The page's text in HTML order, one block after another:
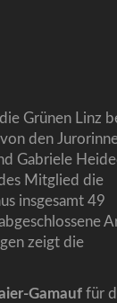
Grünen Linz
den
Gabriele
Mitglied die
insgesamt 49
zeigt die
Gamauffür